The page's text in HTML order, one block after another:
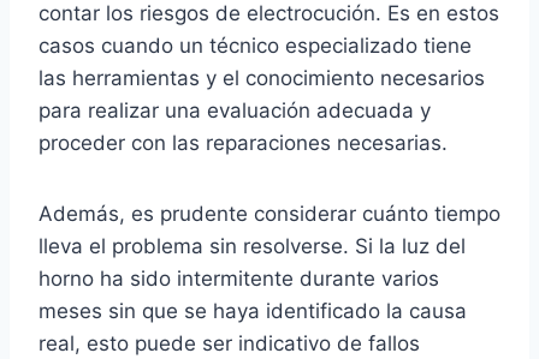
contar los riesgos de electrocución. Es en estos
casos cuando un técnico especializado tiene
las herramientas y el conocimiento necesarios
para realizar una evaluación adecuada y
proceder con las reparaciones necesarias.
Además, es prudente considerar cuánto tiempo
lleva el problema sin resolverse. Si la luz del
horno ha sido intermitente durante varios
meses sin que se haya identificado la causa
real, esto puede ser indicativo de fallos